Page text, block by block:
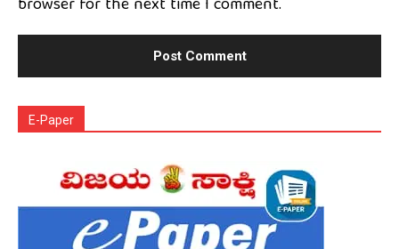
browser for the next time I comment.
E-Paper